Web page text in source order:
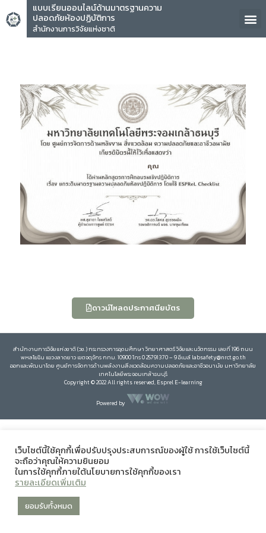
แบบเรียนออนไลน์ด้านมาตรฐานความ
ปลอดภัยห้องปฏิบัติการ
สำนักงานการวิจัยแห่งชาติ
คุณ
ดาวน์โหลดประกาศนียบัตร
สำนักงานการวิจัยแห่งชาติ (วช.) กระทรวงการอุดมศึกษา วิทยาศาสตร์ วิจัยและนวัตกรรม เลขที่ 196 ถนน
พหลโยธิน แขวงลาดยาว เขตจตุจักร กทม. 10900 โทร 0 25791370 – 9 อีเมล์ labsafety@nrct.go.th
ออกและพัฒนาโดย ศูนย์การจัดการด้านพลังงานสิ่งแวดล้อมความปลอดภัยและอาชีวอนามัย มหาวิทยาลัย
เทคโนโลยีพระจอมเกล้าธนบุรี
Copyright © 2022 All rights reserved, Esprel E-learning
Powered by
เว็บไซต์นี้ใช้คุกกี้เพื่อปรับปรุงประสบการณ์ของผู้ใช้ การใช้เว็บไซต์นี้
จะถือว่าคุณให้ความยินยอม
ในการใช้คุกกี้ภายใต้นโยบายการใช้คุกกี้ของเรา
รายละเอียดเพิ่มเติม
ยอมรับทั้งหมด